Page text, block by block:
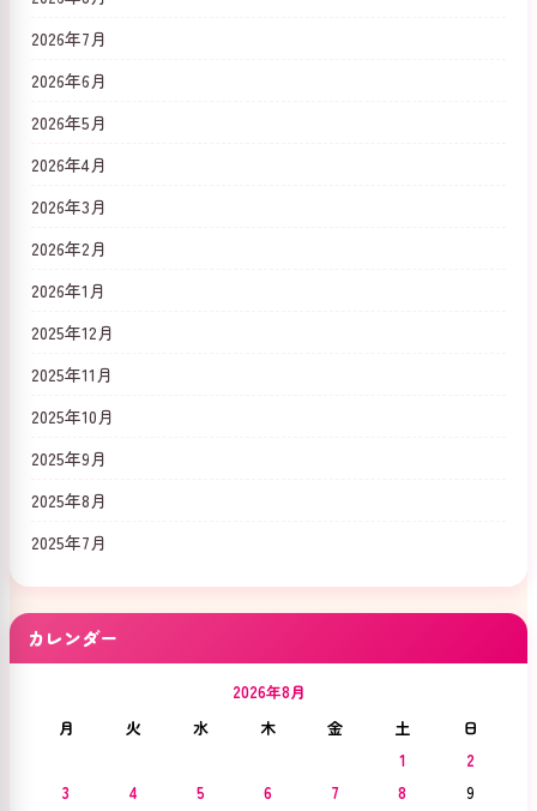
2026年7月
2026年6月
2026年5月
2026年4月
2026年3月
2026年2月
2026年1月
2025年12月
2025年11月
2025年10月
2025年9月
2025年8月
2025年7月
カレンダー
2026年8月
月
火 水 木 金 土
日
1
2
3
4 5 6 7 8
9